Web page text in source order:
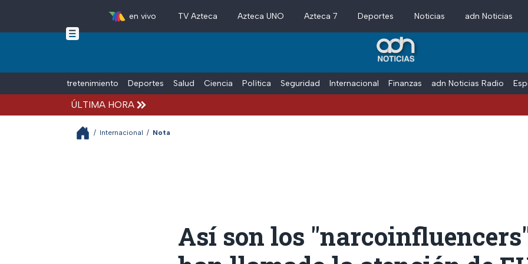
Skip to main content
en vivo TV Azteca Azteca UNO Azteca 7 Deportes Noticias adn Noticias
Entretenimiento Deportes Salud Ciencia Política Seguridad Internacional Finanzas adn Noticias Radio
ÚLTIMA HORA
/ Internacional / Nota
Así son los